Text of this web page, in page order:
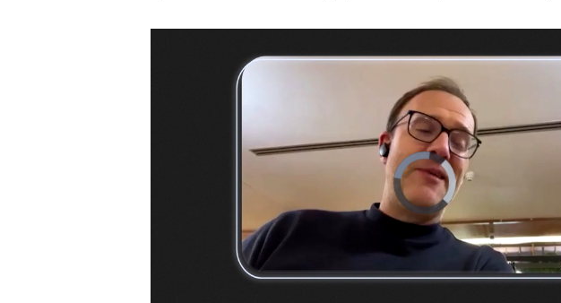
Video
Player
is
loading.